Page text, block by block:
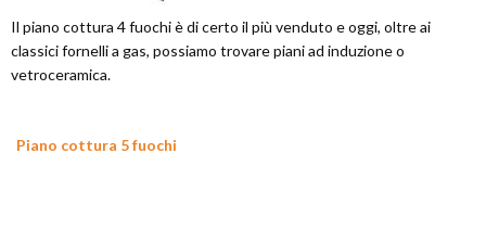
Il piano cottura 4 fuochi è di certo il più venduto e oggi, oltre ai
classici fornelli a gas, possiamo trovare piani ad induzione o
vetroceramica.
Piano cottura 5 fuochi